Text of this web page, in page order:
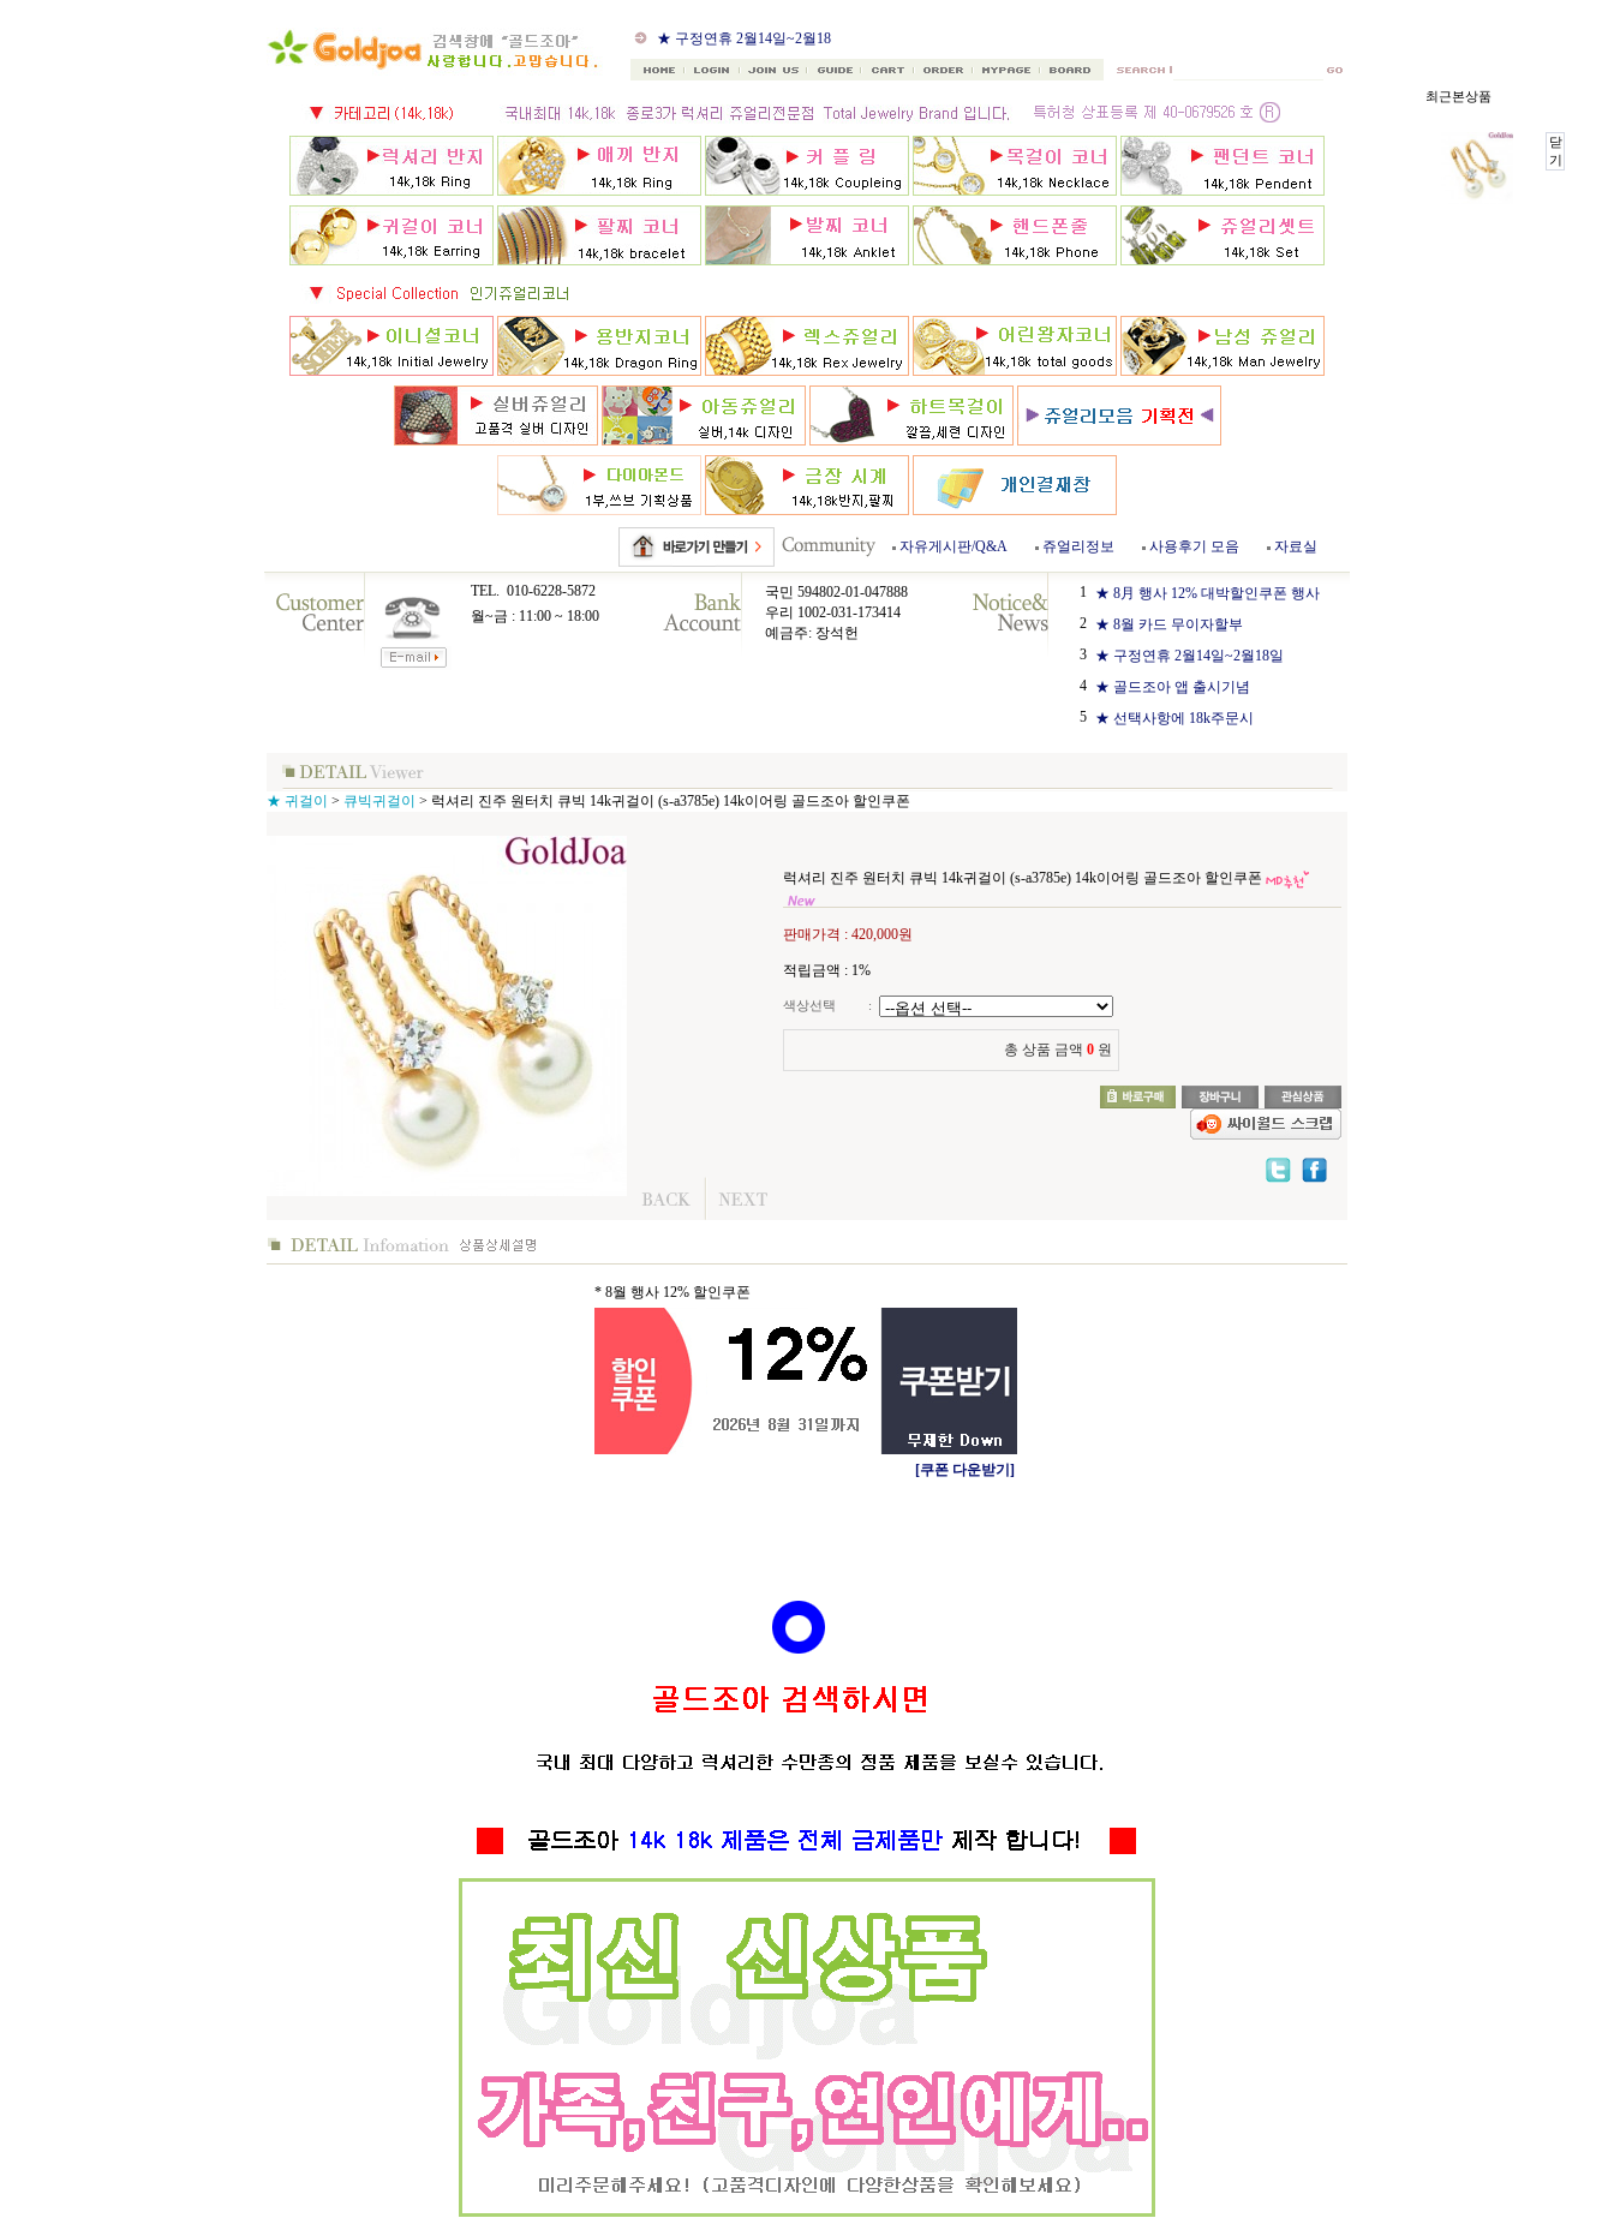
★ 8月 행사 12% 대박할인쿠
폰 행사
★ 구정연휴 2월14일~2월18
일
★ 골드조아 앱 출시기념
자유게시판/Q&A 쥬얼리정보 사용후기 모음 자료실
TEL. 010-6228-5872
월~금 : 11:00 ~ 18:00
국민 594802-01-047888
우리 1002-031-173414
예금주: 장석헌
1 ★ 8月 행사 12% 대박할인쿠폰 행사
2 ★ 8월 카드 무이자할부
3 ★ 구정연휴 2월14일~2월18일
4 ★ 골드조아 앱 출시기념
5 ★ 선택사항에 18k주문시
★ 귀걸이 > 큐빅귀걸이 > 럭셔리 진주 원터치 큐빅 14k귀걸이 (s-a3785e) 14k이어링 골드조아 할인쿠폰
럭셔리 진주 원터치 큐빅 14k귀걸이 (s-a3785e) 14k이어링 골드조아 할인쿠폰
판매가격 : 420,000원
적립금액 : 1%
색상선택 :
총 상품 금액 0 원
* 8월 행사 12% 할인쿠폰
[쿠폰 다운받기]
최근본상품
닫
기